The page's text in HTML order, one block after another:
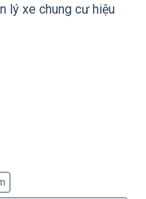
lý xe chung cư hiệu